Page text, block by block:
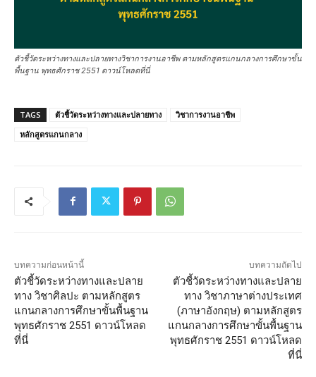
ตัวชี้วัดระหว่างทางและปลายทางวิชาการงานอาชีพ ตามหลักสูตรแกนกลางการศึกษาขั้น
พื้นฐาน พุทธศักราช 2551 ดาวน์โหลดที่นี่
TAGS ตัวชี้วัดระหว่างทางและปลายทาง
วิชาการงานอาชีพ
หลักสูตรแกนกลาง
บทความก่อนหน้านี้
ตัวชี้วัดระหว่างทางและปลาย
ทาง วิชาศิลปะ ตามหลักสูตร
แกนกลางการศึกษาขั้นพื้นฐาน
พุทธศักราช 2551 ดาวน์โหลด
ที่นี่
บทความถัดไป
ตัวชี้วัดระหว่างทางและปลาย
ทาง วิชาภาษาต่างประเทศ
(ภาษาอังกฤษ) ตามหลักสูตร
แกนกลางการศึกษาขั้นพื้นฐาน
พุทธศักราช 2551 ดาวน์โหลด
ที่นี่